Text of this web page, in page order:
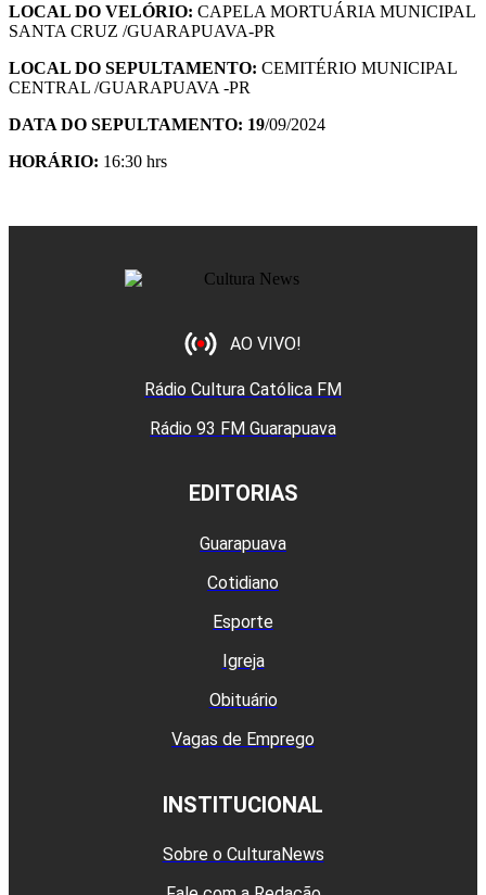
LOCAL DO VELÓRIO: CAPELA MORTUÁRIA MUNICIPAL
SANTA CRUZ /GUARAPUAVA-PR
LOCAL DO SEPULTAMENTO: CEMITÉRIO MUNICIPAL
CENTRAL /GUARAPUAVA -PR
DATA DO SEPULTAMENTO: 19/09/2024
HORÁRIO: 16:30 hrs
AO VIVO!
Rádio Cultura Católica FM
Rádio 93 FM Guarapuava
EDITORIAS
Guarapuava
Cotidiano
Esporte
Igreja
Obituário
Vagas de Emprego
INSTITUCIONAL
Sobre o CulturaNews